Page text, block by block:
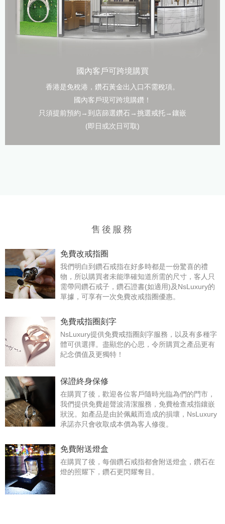
國內客戶可跨境購買
香港是免稅港，鑽石黃金出入口不需稅項。
國內客戶現可跨境購鑽！
只須提前預約→到店篩選鑽石→挑選戒托→鑲嵌
(即日或次日可取)
售後服務
免費改戒指圈
我們明白到鑽石戒指在好多時都是一份驚喜的禮
物，所以購買者未能準確知道所需的尺寸，客人只
需帶同鑽石戒子，鑽石證書(如適用)及NsLuxury的
單據，可享有一次免費改戒指圈優惠。
免費戒指圈刻字
NsLuxury提供免費戒指圈刻字服務，以及有多種字
體可供選擇。盡顯您的心思，令所購買之產品更有
紀念價值及更獨特！
保證終身保修
在購買了後，歡迎各位客戶隨時光臨為們的門市，
我們提供免費超聲波清潔服務，免費檢查戒指鑲嵌
狀況。如產品是由於佩戴而造成的損壞，NsLuxury
承諾亦只會收取成本價為客人修復。
免費附送燈盒
在購買了後，每個鑽石戒指都會附送燈盒，鑽石在
燈的照耀下，鑽石更閃耀奪目。